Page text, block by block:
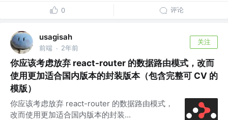
0 评论
usagisah
前端 · 2年前
关注
你应该考虑放弃 react-router 的数据路由模式，改而
使用更加适合国内版本的封装版本（包含完整可 CV 的
模版）
你应该考虑放弃 react-router 的数据路由模式，
改而使用更加适合国内版本的封装...